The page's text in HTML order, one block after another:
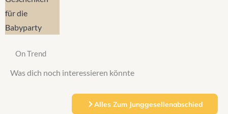
On Trend
Was dich noch interessieren könnte​
Alles Zum Junggesellenabschied